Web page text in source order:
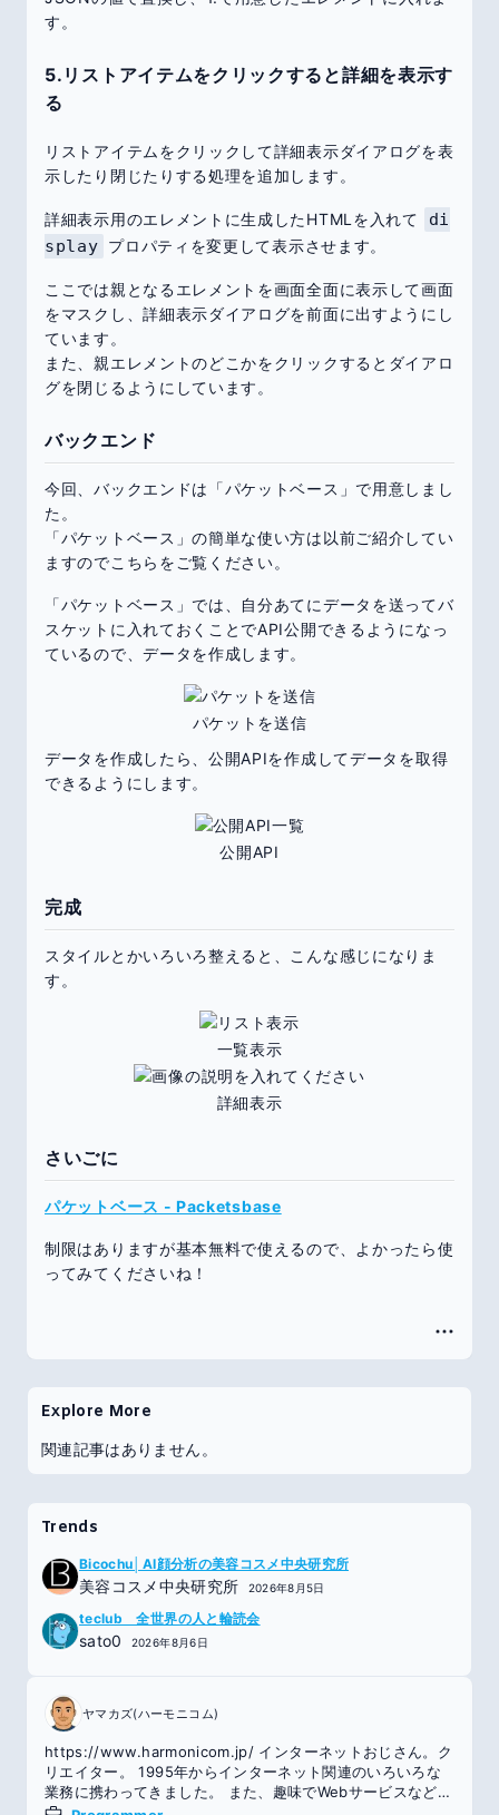
す。
5.リストアイテムをクリックすると詳細を表示す
る
リストアイテムをクリックして詳細表示ダイアログを表
示したり閉じたりする処理を追加します。
詳細表示用のエレメントに生成したHTMLを入れて
di
splay プロパティを変更して表示させます。
ここでは親となるエレメントを画面全面に表示して画面
をマスクし、詳細表示ダイアログを前面に出すようにし
ています。
また、親エレメントのどこかをクリックするとダイアロ
グを閉じるようにしています。
バックエンド
今回、バックエンドは「パケットベース」で用意しまし
た。
「パケットベース」の簡単な使い方は以前ご紹介してい
ますのでこちらをご覧ください。
「パケットベース」では、自分あてにデータを送ってバ
スケットに入れておくことでAPI公開できるようになっ
ているので、データを作成します。
パケットを送信
データを作成したら、公開APIを作成してデータを取得
できるようにします。
公開API
完成
スタイルとかいろいろ整えると、こんな感じになりま
す。
一覧表示
詳細表示
さいごに
パケットベース - Packetsbase
制限はありますが基本無料で使えるので、よかったら使
ってみてくださいね！
Explore More
関連記事はありません。
Trends
Bicochu│AI顔分析の美容コスメ中央研究所
美容コスメ中央研究所 2026年8月5日
teclub 全世界の人と輪読会
sato0 2026年8月6日
ヤマカズ(ハーモニコム)
https://www.harmonicom.jp/ インターネットおじさん。ク
リエイター。 1995年からインターネット関連のいろいろな
業務に携わってきました。 また、趣味でWebサービスなどの